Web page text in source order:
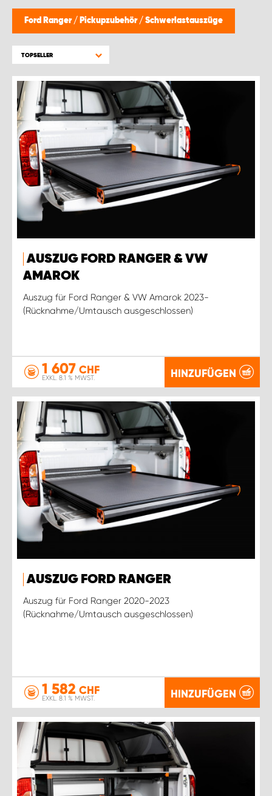
Ford Ranger / Pickupzubehör / Schwerlastauszüge
TOPSELLER
AUSZUG FORD RANGER & VW
AMAROK
Auszug für Ford Ranger & VW Amarok 2023-
(Rücknahme/Umtausch ausgeschlossen)
1 607 CHF
EXKL. 8.1 % MWST. HINZUFÜGEN
AUSZUG FORD RANGER
Auszug für Ford Ranger 2020-2023
(Rücknahme/Umtausch ausgeschlossen)
1 582 CHF
EXKL. 8.1 % MWST. HINZUFÜGEN